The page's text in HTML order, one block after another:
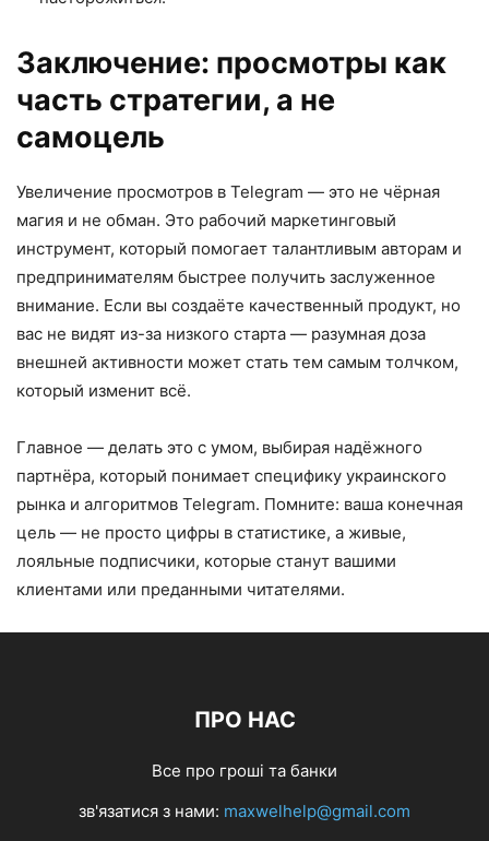
Заключение: просмотры как
часть стратегии, а не
самоцель
Увеличение просмотров в Telegram — это не чёрная
магия и не обман. Это рабочий маркетинговый
инструмент, который помогает талантливым авторам и
предпринимателям быстрее получить заслуженное
внимание. Если вы создаёте качественный продукт, но
вас не видят из-за низкого старта — разумная доза
внешней активности может стать тем самым толчком,
который изменит всё.
Главное — делать это с умом, выбирая надёжного
партнёра, который понимает специфику украинского
рынка и алгоритмов Telegram. Помните: ваша конечная
цель — не просто цифры в статистике, а живые,
лояльные подписчики, которые станут вашими
клиентами или преданными читателями.
ПРО НАС
Все про гроші та банки
зв'язатися з нами: maxwelhelp@gmail.com